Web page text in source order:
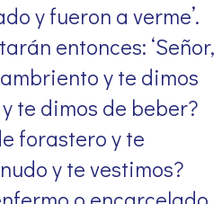
y fueron a verme’.
entonces: ‘Señor,
y te dimos
te dimos de beber?
forastero y te
y te vestimos?